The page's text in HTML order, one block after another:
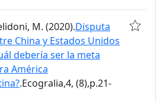
M. (2020).Disputa
China y Estados Unidos
debería ser la meta
América
.Ecogralia,4, (8),p.21-